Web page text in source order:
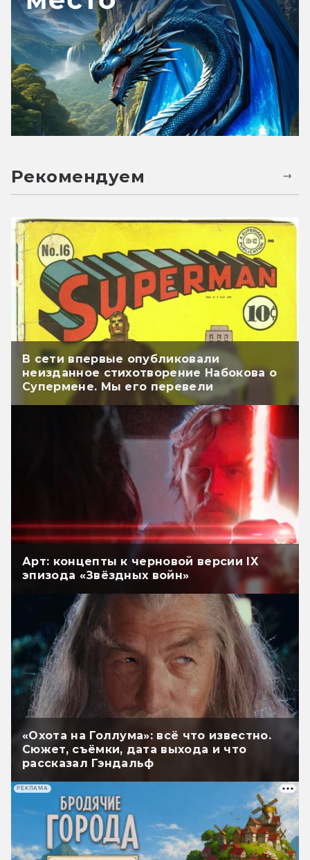
Рекомендуем
В сети впервые опубликовали
неизданное стихотворение Набокова о
Супермене. Мы его перевели
Арт: концепты к черновой версии IX
эпизода «Звёздных войн»
«Охота на Голлума»: всё что известно.
Сюжет, съёмки, дата выхода и что
рассказал Гэндальф
РЕКЛАМА